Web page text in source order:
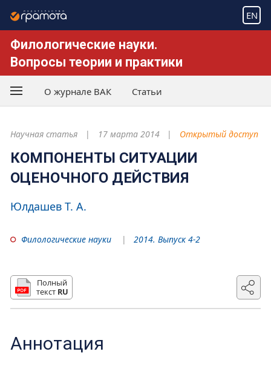
EN
Филологические науки.
Вопросы теории и практики
О журнале ВАК Статьи
Научная статья 17 марта 2014 Открытый доступ
КОМПОНЕНТЫ СИТУАЦИИ
ОЦЕНОЧНОГО ДЕЙСТВИЯ
Юлдашев Т. А.
Филологические науки 2014. Выпуск 4-2
Полный
текст RU
Аннотация